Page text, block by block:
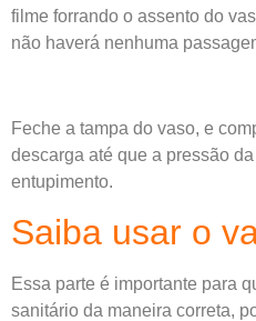
filme forrando o assento do
não haverá nenhuma
Feche a tampa do vaso, e
descarga até que a pressão
entupimento.
Saiba usar o
Essa parte é importante para
sanitário da maneira correta,